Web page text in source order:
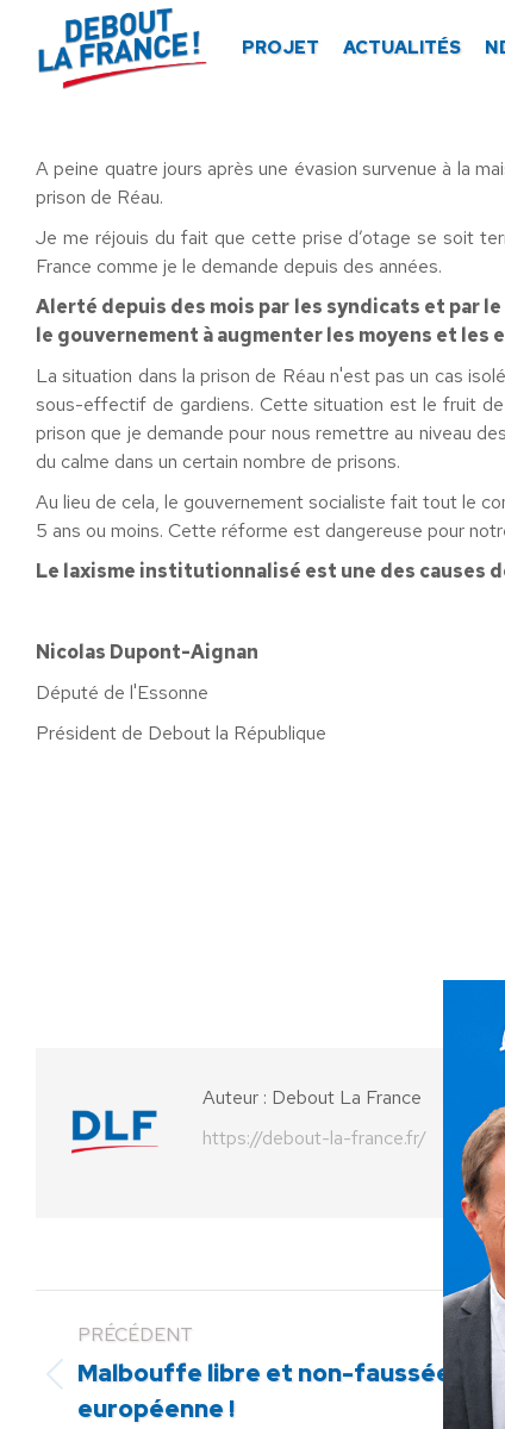
PROJET ACTUALITÉS
A peine quatre jours après une évasion survenue à la
prison de Réau.
Je me réjouis du fait que cette prise d’otage se soit
France comme je le demande depuis des années.
Alerté depuis des mois par les syndicats et par
le gouvernement à augmenter les moyens et
La situation dans la prison de Réau n'est pas un cas
sous-effectif de gardiens. Cette situation est le fruit
prison que je demande pour nous remettre au niveau
du calme dans un certain nombre de prisons.
Au lieu de cela, le gouvernement socialiste fait tout le
5 ans ou moins. Cette réforme est dangereuse pour
Le laxisme institutionnalisé est une des causes
Nicolas Dupont-Aignan
Député de l'Essonne
Président de Debout la République
Auteur : Debout La France
https://debout-la-france.fr/
PRÉCÉDENT
Article
précédent
Malbouffe libre et non-faussée :
européenne !
Panneau de gestion des cookies